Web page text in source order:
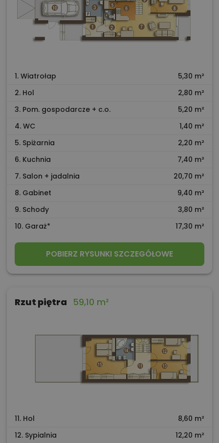
1. Wiatrołap
5,30 m²
2. Hol
2,80 m²
3. Pom. gospodarcze + c.o.
5,20 m²
4. WC
1,40 m²
5. Spiżarnia
2,20 m²
6. Kuchnia
7,40 m²
7. Salon + jadalnia
20,70 m²
8. Gabinet
9,40 m²
9. Schody
3,80 m²
10. Garaż*
17,30 m²
POBIERZ RYSUNKI SZCZEGÓŁOWE
Rzut piętra 59,10 m²
11. Hol
8,60 m²
12. Sypialnia
12,20 m²